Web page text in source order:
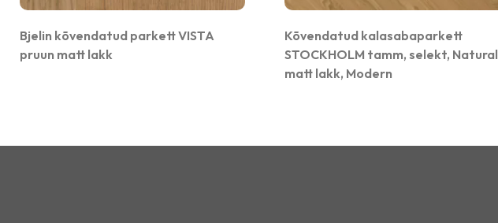
Bjelin kõvendatud parkett VISTA
pruun matt lakk
Kõvendatud kalasabaparkett
STOCKHOLM tamm, selekt, Natural
matt lakk, Modern